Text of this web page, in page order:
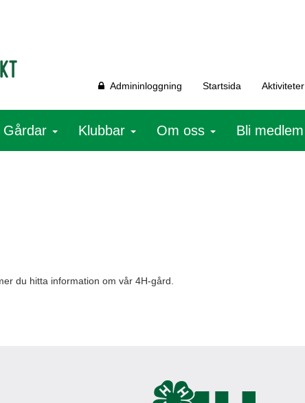
Admininloggning Startsida Aktiviteter
Gårdar Klubbar Om oss Bli medlem
du hitta information om vår 4H-gård.